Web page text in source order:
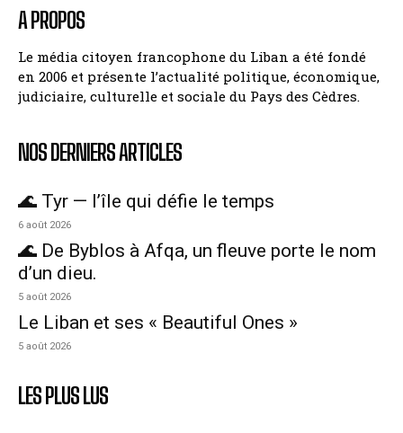
A PROPOS
Le média citoyen francophone du Liban a été fondé
en 2006 et présente l’actualité politique, économique,
judiciaire, culturelle et sociale du Pays des Cèdres.
NOS DERNIERS ARTICLES
🌊 Tyr — l’île qui défie le temps
6 août 2026
🌊 De Byblos à Afqa, un fleuve porte le nom
d’un dieu.
5 août 2026
Le Liban et ses « Beautiful Ones »
5 août 2026
LES PLUS LUS